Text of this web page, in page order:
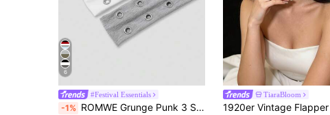
6
#Festival Essentials
-1% ROMWE Grunge Punk 3 Stücke Y2K Mode Perforierte Breite Stirnbänder, geeignet für Streetwear, Freizeitkleidung und Ausgänge Haarband Turban Stirnband Schweißband
TiaraBloom